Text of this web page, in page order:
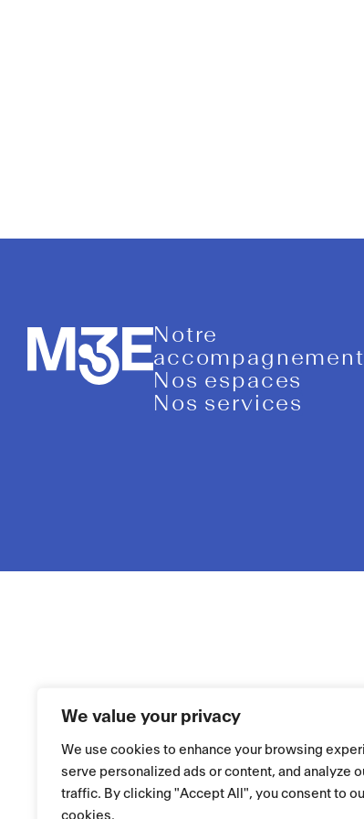
We value your privacy
We use cookies to enhance your browsing
serve personalized ads or content, and analyze
traffic. By clicking "Accept All", you consent to
Notre
accompagnement
Nos espaces
Nos services